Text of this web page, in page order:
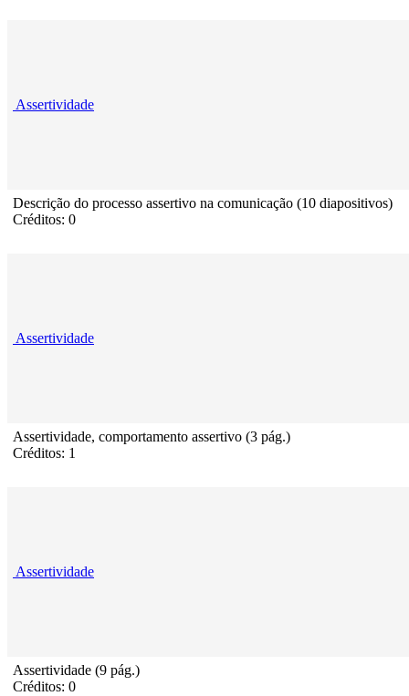
Assertividade
Descrição do processo assertivo na comunicação (10 diapositivos)
Créditos: 0
Assertividade
Assertividade, comportamento assertivo (3 pág.)
Créditos: 1
Assertividade
Assertividade (9 pág.)
Créditos: 0